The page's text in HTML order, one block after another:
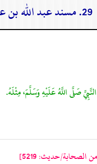
29. مسند عبد الله بن عمر بن الخطاب رضي الله تعالى عنهما
صَلَّى اللَّهُ عَلَيْهِ وَسَلَّمَ، مِثْلَهُ.
حدیث: 5219]